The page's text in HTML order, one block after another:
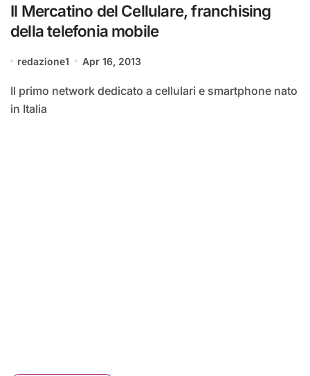
Il Mercatino del Cellulare, franchising
della telefonia mobile
redazione1 Apr 16, 2013
Il primo network dedicato a cellulari e smartphone nato
in Italia